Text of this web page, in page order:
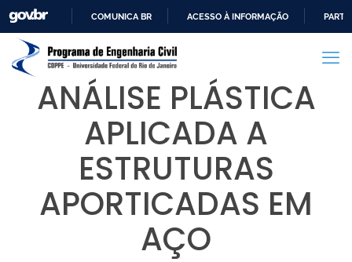
PARA
CONTEÚDO
COMUNICA BR ACESSO À INFORMAÇÃO
ANÁLISE PLÁSTICA
APLICADA A
ESTRUTURAS
APORTICADAS EM
AÇO